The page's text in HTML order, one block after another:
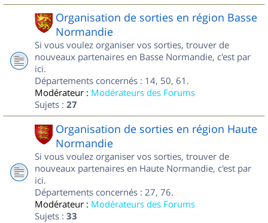
Organisation de sorties en région Basse
Normandie
Si vous voulez organiser vos sorties, trouver de
nouveaux partenaires en Basse Normandie, c'est par
ici.
Départements concernés : 14, 50, 61.
Modérateur : Modérateurs des Forums
Sujets : 27
Organisation de sorties en région Haute
Normandie
Si vous voulez organiser vos sorties, trouver de
nouveaux partenaires en Haute Normandie, c'est par
ici.
Départements concernés : 27, 76.
Modérateur : Modérateurs des Forums
Sujets : 33